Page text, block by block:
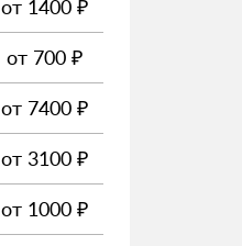
от 1400 ₽
от 700 ₽
от 7400 ₽
от 3100 ₽
от 1000 ₽